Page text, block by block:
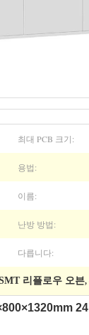
최대 PCB 크기:
용법:
이름:
난방 방법:
다릅니다:
리플로우 오븐,